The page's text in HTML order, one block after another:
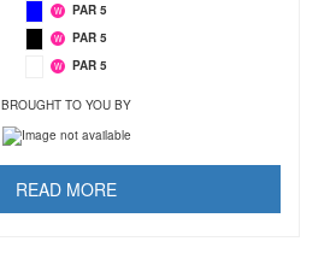
W PAR 5
W PAR 5
W PAR 5
BROUGHT TO YOU BY
READ MORE